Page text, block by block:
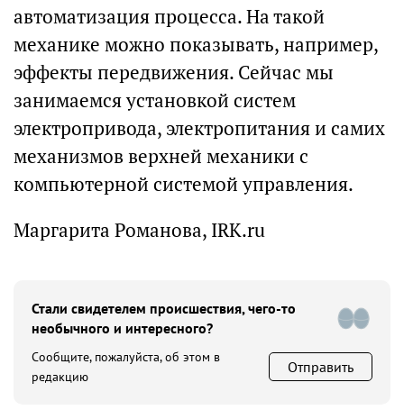
автоматизация процесса. На такой
механике можно показывать, например,
эффекты передвижения. Сейчас мы
занимаемся установкой систем
электропривода, электропитания и самих
механизмов верхней механики с
компьютерной системой управления.
Маргарита Романова, IRK.ru
Стали свидетелем происшествия, чего-то
необычного и интересного?
Сообщите, пожалуйста, об этом в
редакцию
Отправить